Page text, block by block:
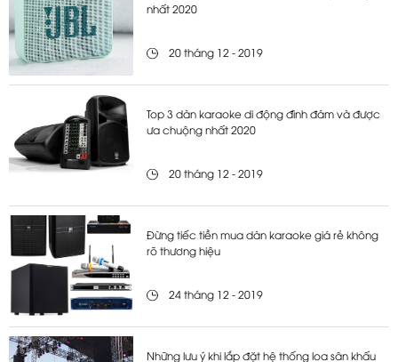
nhất 2020
20 tháng 12 - 2019
Top 3 dàn karaoke di động đình đám và được
ưa chuộng nhất 2020
20 tháng 12 - 2019
Đừng tiếc tiền mua dàn karaoke giá rẻ không
rõ thương hiệu
24 tháng 12 - 2019
Những lưu ý khi lắp đặt hệ thống loa sân khấu